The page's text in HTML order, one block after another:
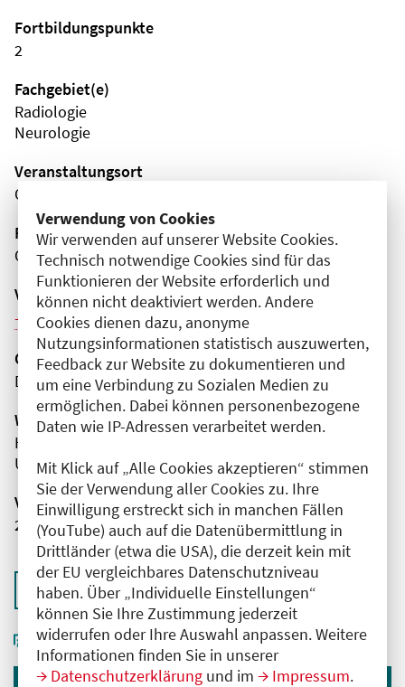
Verwendung von Cookies
Wir verwenden auf unserer Website Cookies.
Technisch notwendige Cookies sind für das
Funktionieren der Website erforderlich und
können nicht deaktiviert werden. Andere
Cookies dienen dazu, anonyme
Nutzungsinformationen statistisch auszuwerten,
Feedback zur Website zu dokumentieren und
um eine Verbindung zu Sozialen Medien zu
ermöglichen. Dabei können personenbezogene
Daten wie IP-Adressen verarbeitet werden.
Mit Klick auf „Alle Cookies akzeptieren“ stimmen
Sie der Verwendung aller Cookies zu. Ihre
Einwilligung erstreckt sich in manchen Fällen
(YouTube) auch auf die Datenübermittlung in
Drittländer (etwa die USA), die derzeit kein mit
der EU vergleichbares Datenschutzniveau
haben. Über „Individuelle Einstellungen“
können Sie Ihre Zustimmung jederzeit
widerrufen oder Ihre Auswahl anpassen. Weitere
Informationen finden Sie in unserer
Datenschutzerklärung und im Impressum.
Fortbildungspunkte
2
Fachgebiet(e)
Radiologie
Neurologie
Veranstaltungsort
Online
Fortbildungsformat
Online
Veranstaltungsreihe
Weitere Veranstaltungen dieser Reihe (5)
Organisator(en)
Deutsche Gesellschaft für Neuroradiologie e. V.
Wissenschaftliche Leitung
Herr Prof. Dr. med. Martin Wiesmann
Universitätsklinikum RWTH Aachen
Veranstaltungsnummer
2761102025066430124
Zurück zur Übersicht